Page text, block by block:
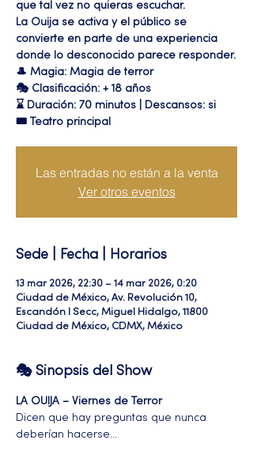
que tal vez no quieras escuchar.
La Ouija se activa y el público se
convierte en parte de una experiencia
donde lo desconocido parece responder.
🎩 Magia: Magia de terror
🎭 Clasificación: + 18 años
⌛ Duración: 70 minutos | Descansos: si
🎟 Teatro principal
Las entradas no están a la venta
Ver otros eventos
Sede | Fecha | Horarios
13 mar 2026, 22:30 – 14 mar 2026, 0:20
Ciudad de México, Av. Revolución 10,
Escandón I Secc, Miguel Hidalgo, 11800
Ciudad de México, CDMX, México
🎭 Sinopsis del Show
LA OUIJA – Viernes de Terror
Dicen que hay preguntas que nunca
deberían hacerse…